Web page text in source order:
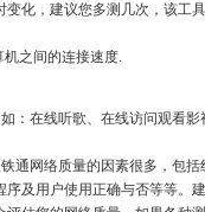
化，建议您多测几次，该工
之间的连接速度.
：在线听歌、在线访问观看
通网络质量的因素很多，包
及用户使用正确与否等等。